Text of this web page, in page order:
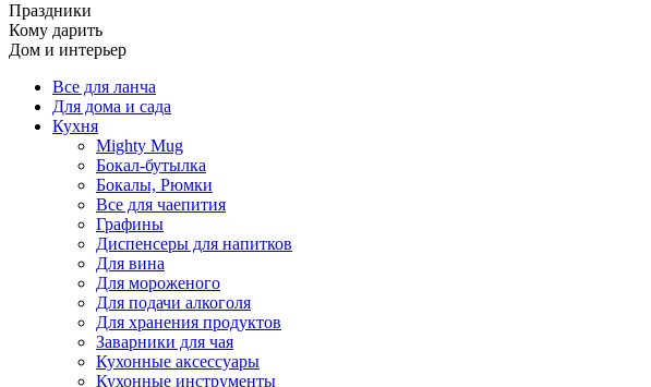
Праздники
Кому дарить
Дом и интерьер
Все для ланча
Для дома и сада
Кухня
Mighty Mug
Бокал-бутылка
Бокалы, Рюмки
Все для чаепития
Графины
Диспенсеры для напитков
Для вина
Для мороженого
Для подачи алкоголя
Для хранения продуктов
Заварники для чая
Кухонные аксессуары
Кухонные инструменты